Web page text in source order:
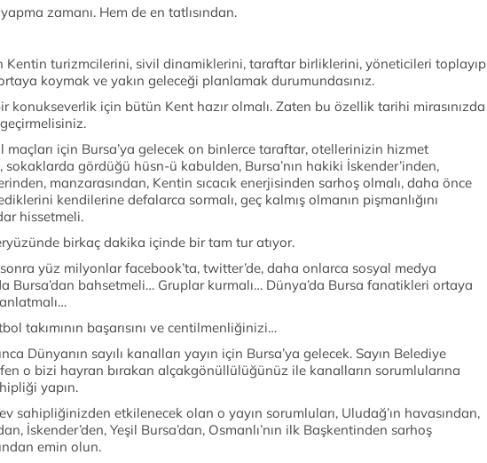
zamanı. Hem de en tatlısından.
Kentin turizmcilerini, sivil dinamiklerini, taraftar birliklerini, yöneticileri toplayıp
koymak ve yakın geleceği planlamak durumundasınız.
konukseverlik için bütün Kent hazır olmalı. Zaten bu özellik tarihi mirasınızda
maçları için Bursa’ya gelecek on binlerce taraftar, otellerinizin hizmet
sokaklarda gördüğü hüsn-ü kabulden, Bursa’nın hakiki İskender’inden,
manzarasından, Kentin sıcacık enerjisinden sarhoş olmalı, daha önce
kendilerine defalarca sormalı, geç kalmış olmanın pişmanlığını
hissetmeli.
birkaç dakika içinde bir tam tur atıyor.
yüz milyonlar facebook’ta, twitter’de, daha onlarca sosyal medya
Bursa’dan bahsetmeli… Gruplar kurmalı… Dünya’da Bursa fanatikleri ortaya
takımının başarısını ve centilmenliğinizi…
Dünyanın sayılı kanalları yayın için Bursa’ya gelecek. Sayın Belediye
o bizi hayran bırakan alçakgönüllülüğünüz ile kanalların sorumlularına
yapın.
sahipliğinizden etkilenecek olan o yayın sorumluları, Uludağ’ın havasından,
İskender’den, Yeşil Bursa’dan, Osmanlı’nın ilk Başkentinden sarhoş
emin olun.